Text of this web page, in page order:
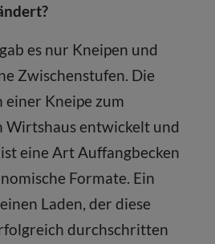
es nur Kneipen und
Zwischenstufen. Die
einer Kneipe zum
entwickelt und
eine Art Auffangbecken
Formate. Ein
Laden, der diese
durchschritten